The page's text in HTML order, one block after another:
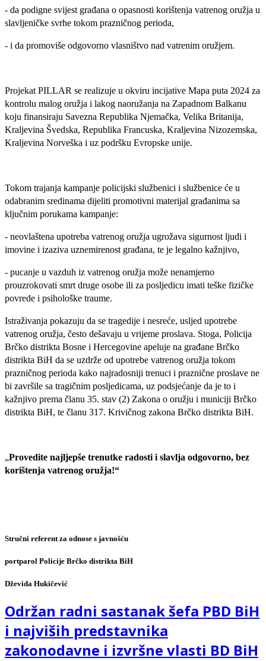
- da podigne svijest građana o opasnosti korištenja vatrenog oružja u
slavljeničke svrhe tokom prazničnog perioda,
- i da promoviše odgovorno vlasništvo nad vatrenim oružjem.
Projekat PILLAR se realizuje u okviru incijative Mapa puta 2024 za
kontrolu malog oružja i lakog naoružanja na Zapadnom Balkanu
koju finansiraju Savezna Republika Njemačka, Velika Britanija,
Kraljevina Švedska, Republika Francuska, Kraljevina Nizozemska,
Kraljevina Norveška i uz podršku Evropske unije.
Tokom trajanja kampanje policijski službenici i službenice će u
odabranim sredinama dijeliti promotivni materijal građanima sa
ključnim porukama kampanje:
- neovlaštena upotreba vatrenog oružja ugrožava sigurnost ljudi i
imovine i izaziva uznemirenost građana, te je legalno kažnjivo,
- pucanje u vazduh iz vatrenog oružja može nenamjerno
prouzrokovati smrt druge osobe ili za posljedicu imati teške fizičke
povrede i psihološke traume.
Istraživanja pokazuju da se tragedije i nesreće, usljed upotrebe
vatrenog oružja, često dešavaju u vrijeme proslava. Stoga, Policija
Brčko distrikta Bosne i Hercegovine apeluje na građane Brčko
distrikta BiH da se uzdrže od upotrebe vatrenog oružja tokom
prazničnog perioda kako najradosniji trenuci i praznične proslave ne
bi završile sa tragičnim posljedicama, uz podsjećanje da je to i
kažnjivo prema članu 35. stav (2) Zakona o oružju i municiji Brčko
distrikta BiH, te članu 317. Krivičnog zakona Brčko distrikta BiH.
„Provedite najljepše trenutke radosti i slavlja odgovorno, bez
korištenja vatrenog oružja!“
Stručni referent za odnose s javnošću
portparol Policije Brčko distrikta BiH
Dževida Hukičević
Održan radni sastanak šefa PBD BiH
i najviših predstavnika
zakonodavne i izvršne vlasti BD BiH